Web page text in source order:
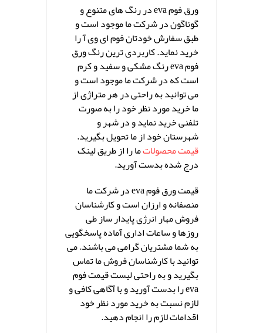
ورق فوم eva در رنگ های متنوع و
گوناگون در شرکت ما موجود است و
طبق سفارش خودتان فوم ای وی آ را
خرید نماید. کاربردی ترین رنگ ورق
فوم eva رنگ مشکی و سفید و کرم
است که در شرکت ما موجود است و
می توانید به راحتی در هر متراژی از
ما خرید مورد نظر خود را به صورت
تلفنی خرید نماید و در شهر و
شهرستان خود از ما تحویل بگیرید.
قیمت محصولاتما را از طریق لینک
درج شده بدست آورید.
قیمت ورق فوم eva در شرکت ما
منصفانه و ارزان است و کارشناسان
فروش مهار انرژی پایدار ساز طی
روزها و ساعات اداری آماده پاسخگویی
به شما مشتریان گرامی می باشند. می
توانید با کارشناسان فروش ما تماس
بگیرید و به راحتی لیست قیمت فوم
eva را بدست آورید و با آگاهی کافی و
لازم نسبت به خرید مورد نظر خود
اقدامات لازم را انجام دهید.